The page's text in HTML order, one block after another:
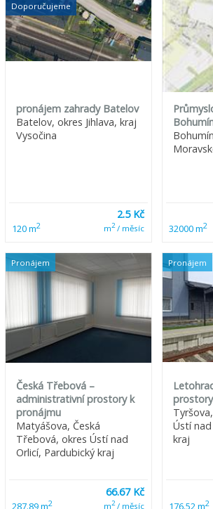
Doporučujeme
pronájem zahrady Batelov
Batelov, okres Jihlava, kraj
Vysočina
120 m2
2.5 Kč
m2/ měsíc 32000 m2
Pronájem
Česká Třebová –
administrativní prostory k
pronájmu
Matyášova, Česká
Třebová, okres Ústí nad
Orlicí, Pardubický kraj
287.89 m2
66.67 Kč
m2/ měsíc
Pronájem
Ústí
kraj
176.52 m2